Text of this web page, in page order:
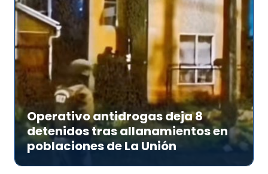
Operativo antidrogas deja 8
detenidos tras allanamientos en
poblaciones de La Unión